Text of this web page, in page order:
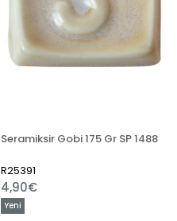
Seramiksir Gobi 175 Gr SP 1488
R25391
4,90€
Yeni